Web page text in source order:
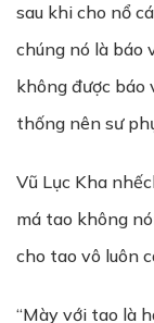
sau khi cho nổ
chúng nó là báo
không được báo
thống nên sư
Vũ Lục Kha
má tao không
cho tao vô luôn
“Mày với tao là